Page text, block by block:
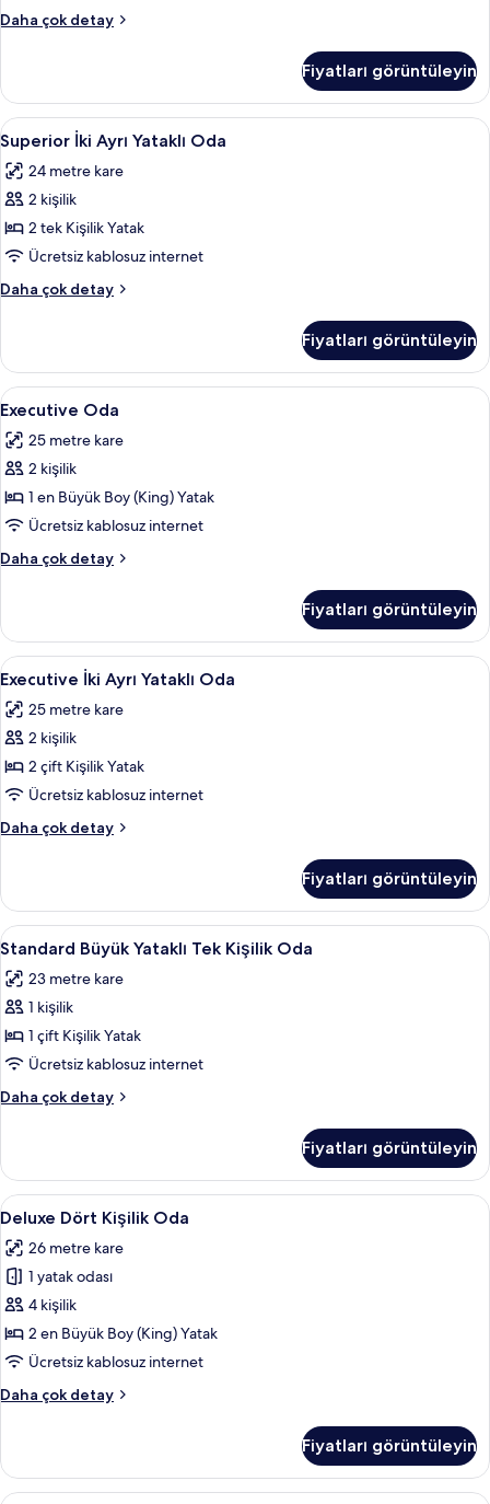
tüm
fotoğrafları
Daha çok detay
Superior
Oda
hakkında
daha
fazla
detay
Fiyatları görüntüleyin
Superior
İki
Ayrı
Yataklı
Oda
için
tüm
fotoğrafları
Superior İki Ayrı Yataklı Oda |
4
Superior İki Ayrı Yataklı Oda
24 metre kare
2 kişilik
2 tek Kişilik Yatak
Ücretsiz kablosuz internet
Daha çok detay
Superior
Oda
hakkında
daha
detay
Fiyatları görüntüleyin
Executive
Oda
için
tüm
fotoğrafları
görün
Executive Oda | Minibar, odada
4
Executive Oda
25 metre kare
2 kişilik
1 en Büyük Boy (King) Yatak
Ücretsiz kablosuz internet
Daha çok detay
Executive
fazla
detay
Fiyatları görüntüleyin
Executive
İki
Ayrı
Yataklı
Oda
için
tüm
fotoğrafları
Executive İki Ayrı Yataklı Oda |
5
Executive İki Ayrı Yataklı Oda
25 metre kare
2 kişilik
2 çift Kişilik Yatak
Ücretsiz kablosuz internet
Daha çok detay
Executive
Oda
hakkında
daha
detay
Fiyatları görüntüleyin
Standard
Büyük
Yataklı
Tek
Kişilik
Oda
için
tüm
görün
Minibar, odada kasa, ücretsiz
4
Standard Büyük Yataklı Tek Kişilik Oda
23 metre kare
1 kişilik
1 çift Kişilik Yatak
Ücretsiz kablosuz internet
Daha çok detay
Standard
Kişilik
Oda
hakkında
fazla
detay
Fiyatları görüntüleyin
Deluxe
Dört
Kişilik
Oda
için
tüm
fotoğrafları
Minibar, odada kasa, ücretsiz
4
Deluxe Dört Kişilik Oda
26 metre kare
1 yatak odası
4 kişilik
2 en Büyük Boy (King) Yatak
Ücretsiz kablosuz internet
Daha çok detay
Deluxe
hakkında
daha
Fiyatları görüntüleyin
Minibar, odada kasa, ücretsiz